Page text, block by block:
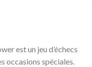
est un jeu d’échecs
occasions spéciales.